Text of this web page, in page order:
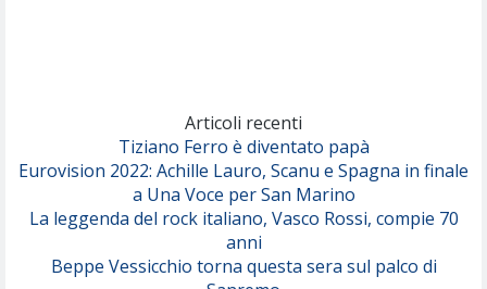
Serenamente
Articoli recenti
Tiziano Ferro è diventato papà
Eurovision 2022: Achille Lauro, Scanu e Spagna in finale
a Una Voce per San Marino
La leggenda del rock italiano, Vasco Rossi, compie 70
anni
Beppe Vessicchio torna questa sera sul palco di